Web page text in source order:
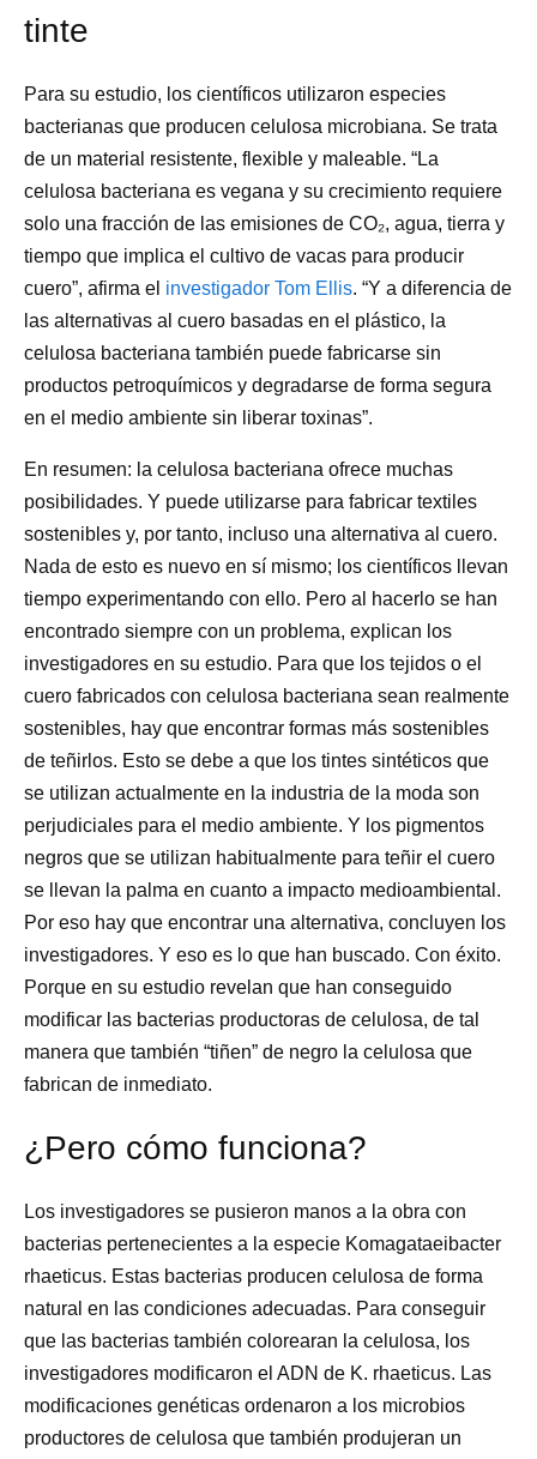
tinte
Para su estudio, los científicos utilizaron especies
bacterianas que producen celulosa microbiana. Se trata
de un material resistente, flexible y maleable. “La
celulosa bacteriana es vegana y su crecimiento requiere
solo una fracción de las emisiones de CO₂, agua, tierra y
tiempo que implica el cultivo de vacas para producir
cuero”, afirma el investigador Tom Ellis. “Y a diferencia de
las alternativas al cuero basadas en el plástico, la
celulosa bacteriana también puede fabricarse sin
productos petroquímicos y degradarse de forma segura
en el medio ambiente sin liberar toxinas”.
En resumen: la celulosa bacteriana ofrece muchas
posibilidades. Y puede utilizarse para fabricar textiles
sostenibles y, por tanto, incluso una alternativa al cuero.
Nada de esto es nuevo en sí mismo; los científicos llevan
tiempo experimentando con ello. Pero al hacerlo se han
encontrado siempre con un problema, explican los
investigadores en su estudio. Para que los tejidos o el
cuero fabricados con celulosa bacteriana sean realmente
sostenibles, hay que encontrar formas más sostenibles
de teñirlos. Esto se debe a que los tintes sintéticos que
se utilizan actualmente en la industria de la moda son
perjudiciales para el medio ambiente. Y los pigmentos
negros que se utilizan habitualmente para teñir el cuero
se llevan la palma en cuanto a impacto medioambiental.
Por eso hay que encontrar una alternativa, concluyen los
investigadores. Y eso es lo que han buscado. Con éxito.
Porque en su estudio revelan que han conseguido
modificar las bacterias productoras de celulosa, de tal
manera que también “tiñen” de negro la celulosa que
fabrican de inmediato.
¿Pero cómo funciona?
Los investigadores se pusieron manos a la obra con
bacterias pertenecientes a la especie Komagataeibacter
rhaeticus. Estas bacterias producen celulosa de forma
natural en las condiciones adecuadas. Para conseguir
que las bacterias también colorearan la celulosa, los
investigadores modificaron el ADN de K. rhaeticus. Las
modificaciones genéticas ordenaron a los microbios
productores de celulosa que también produjeran un